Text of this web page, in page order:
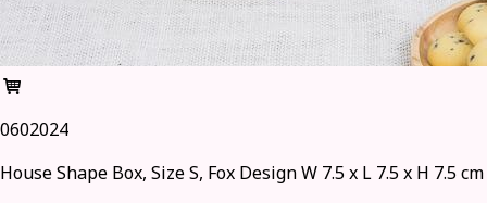
0602024
House Shape Box, Size S, Fox Design W 7.5 x L 7.5 x H 7.5 cm